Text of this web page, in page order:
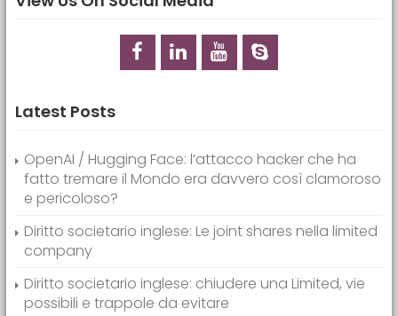
Latest Posts
OpenAI / Hugging Face: l’attacco hacker che ha
fatto tremare il Mondo era davvero così clamoroso
e pericoloso?
Diritto societario inglese: Le joint shares nella limited
company
Diritto societario inglese: chiudere una Limited, vie
possibili e trappole da evitare